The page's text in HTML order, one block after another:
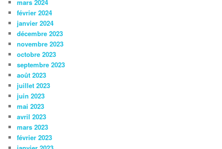
mars 2024
février 2024
janvier 2024
décembre 2023
novembre 2023
octobre 2023
septembre 2023
août 2023
juillet 2023
juin 2023
mai 2023
avril 2023
mars 2023
février 2023